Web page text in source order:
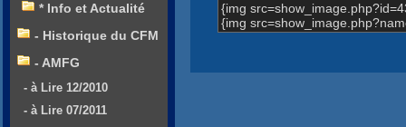
{img
{img
* Info et Actualité
- Historique du CFM
- AMFG
- à Lire 12/2010
- à Lire 07/2011